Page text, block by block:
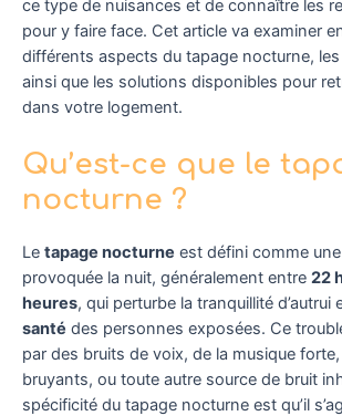
ce type de nuisances et de connaître les
pour y faire face. Cet article va examiner
différents aspects du tapage nocturne, les
ainsi que les solutions disponibles pour
dans votre logement.
Qu’est-ce que le
nocturne ?
Le tapage nocturne est défini comme
provoquée la nuit, généralement entre 22
heures, qui perturbe la tranquillité d’autrui
santé des personnes exposées. Ce
par des bruits de voix, de la musique
bruyants, ou toute autre source de bruit
spécificité du tapage nocturne est qu’il